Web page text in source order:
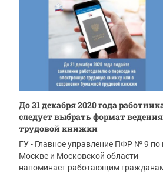
До 31 декабря 2020 года
следует выбрать формат ведения
трудовой книжки
ГУ - Главное управление ПФР № 9 по
Москве и Московской области
напоминает работающим